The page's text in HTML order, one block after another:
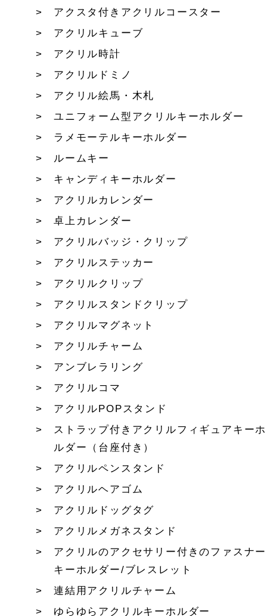
アクスタ付きアクリルコースター
アクリルキューブ
アクリル時計
アクリルドミノ
アクリル絵馬・木札
ユニフォーム型アクリルキーホルダー
ラメモーテルキーホルダー
ルームキー
キャンディキーホルダー
アクリルカレンダー
卓上カレンダー
アクリルバッジ・クリップ
アクリルステッカー
アクリルクリップ
アクリルスタンドクリップ
アクリルマグネット
アクリルチャーム
アンブレラリング
アクリルコマ
アクリルPOPスタンド
ストラップ付きアクリルフィギュアキーホ
ルダー（台座付き）
アクリルペンスタンド
アクリルヘアゴム
アクリルドッグタグ
アクリルメガネスタンド
アクリルのアクセサリー付きのファスナー
キーホルダー/ブレスレット
連結用アクリルチャーム
ゆらゆらアクリルキーホルダー